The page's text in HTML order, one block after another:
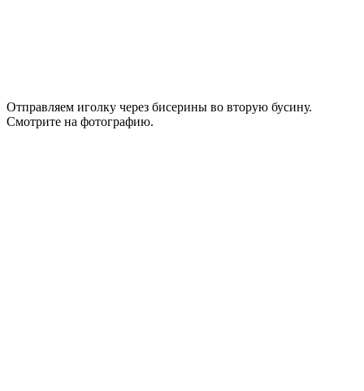
Отправляем иголку через бисерины во вторую бусину.
Смотрите на фотографию.